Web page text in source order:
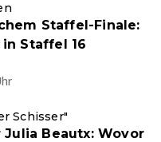
Staffel-Finale:
Staffel 16
Schisser"
Beautx: Wovor